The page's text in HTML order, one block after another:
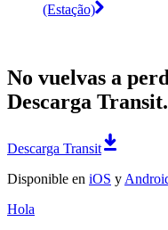
(Estação)
No vuelvas a
Descarga Transit.
Descarga Transit
Disponible en iOS y
Hola